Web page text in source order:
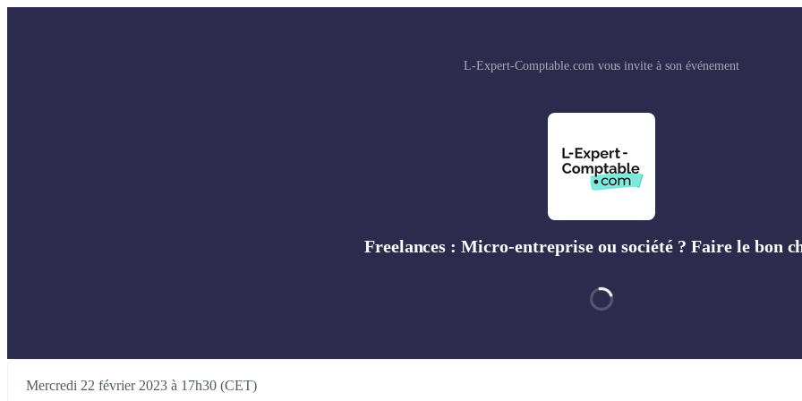
L-Expert-Comptable.com vous invite à son événement
Freelances : Micro-entreprise ou société ? Faire le bon
Mercredi 22 février 2023 à 17h30 (CET)